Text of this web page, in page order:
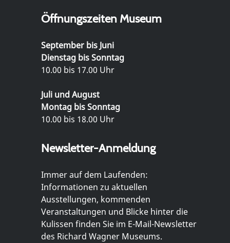
Öffnungszeiten Museum
September bis Juni
Dienstag bis Sonntag
10.00 bis 17.00 Uhr
Juli und August
Montag bis Sonntag
10.00 bis 18.00 Uhr
Newsletter-Anmeldung
Immer auf dem Laufenden:
Informationen zu aktuellen
Ausstellungen, kommenden
Veranstaltungen und Blicke hinter die
Kulissen finden Sie im E-Mail-Newsletter
des Richard Wagner Museums.